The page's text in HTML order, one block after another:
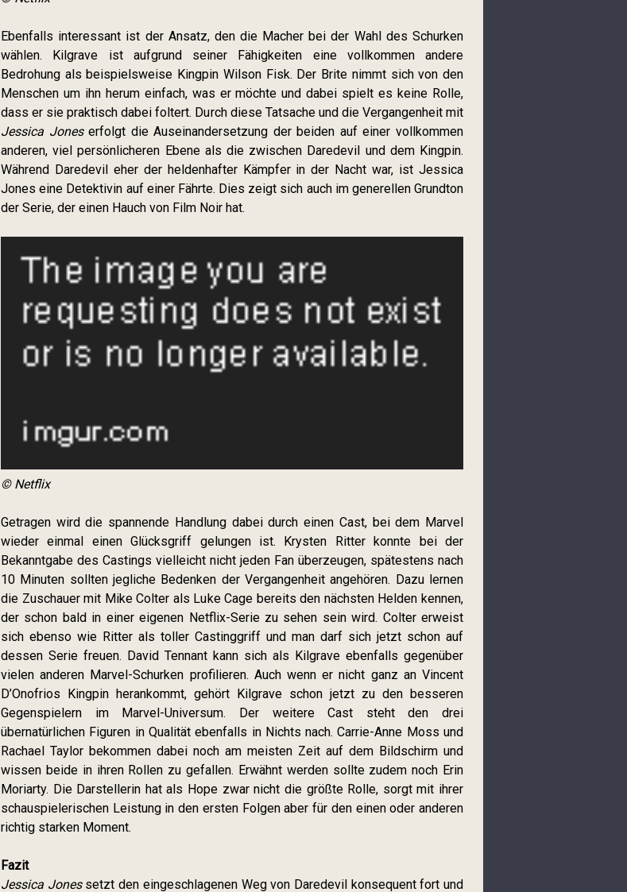
Ebenfalls interessant ist der Ansatz, den die Macher bei der Wahl des Schurken
wählen. Kilgrave ist aufgrund seiner Fähigkeiten eine vollkommen andere
Bedrohung als beispielsweise Kingpin Wilson Fisk. Der Brite nimmt sich von den
Menschen um ihn herum einfach, was er möchte und dabei spielt es keine Rolle,
dass er sie praktisch dabei foltert. Durch diese Tatsache und die Vergangenheit mit
Jessica Joneserfolgt die Auseinandersetzung der beiden auf einer vollkommen
anderen, viel persönlicheren Ebene als die zwischen Daredevil und dem Kingpin.
Während Daredevil eher der heldenhafter Kämpfer in der Nacht war, ist Jessica
Jones eine Detektivin auf einer Fährte. Dies zeigt sich auch im generellen Grundton
der Serie, der einen Hauch von Film Noir hat.
© Netflix
Getragen wird die spannende Handlung dabei durch einen Cast, bei dem Marvel
wieder einmal einen Glücksgriff gelungen ist. Krysten Ritter konnte bei der
Bekanntgabe des Castings vielleicht nicht jeden Fan überzeugen, spätestens nach
10 Minuten sollten jegliche Bedenken der Vergangenheit angehören. Dazu lernen
die Zuschauer mit Mike Colter als Luke Cage bereits den nächsten Helden kennen,
der schon bald in einer eigenen Netflix-Serie zu sehen sein wird. Colter erweist
sich ebenso wie Ritter als toller Castinggriff und man darf sich jetzt schon auf
dessen Serie freuen. David Tennant kann sich als Kilgrave ebenfalls gegenüber
vielen anderen Marvel-Schurken profilieren. Auch wenn er nicht ganz an Vincent
D’Onofrios Kingpin herankommt, gehört Kilgrave schon jetzt zu den besseren
Gegenspielern im Marvel-Universum. Der weitere Cast steht den drei
übernatürlichen Figuren in Qualität ebenfalls in Nichts nach. Carrie-Anne Moss und
Rachael Taylor bekommen dabei noch am meisten Zeit auf dem Bildschirm und
wissen beide in ihren Rollen zu gefallen. Erwähnt werden sollte zudem noch Erin
Moriarty. Die Darstellerin hat als Hope zwar nicht die größte Rolle, sorgt mit ihrer
schauspielerischen Leistung in den ersten Folgen aber für den einen oder anderen
richtig starken Moment.
Fazit
Jessica Jonessetzt den eingeschlagenen Weg von Daredevil konsequent fort und